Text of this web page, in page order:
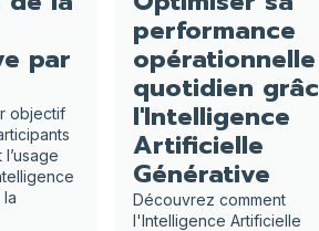
par
objectif
performance
quotidien
l'Intelligence
Artificielle
Générative
Découvrez comment
l'Intelligence Artificielle